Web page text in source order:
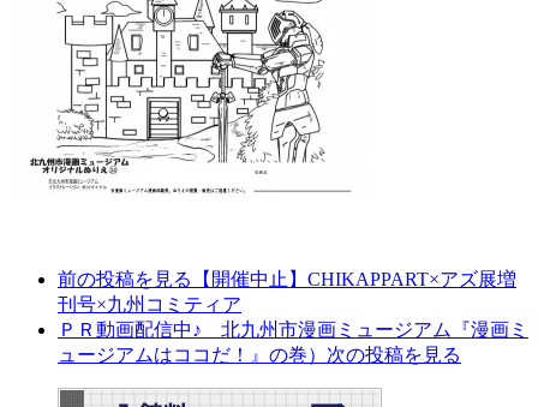
前の投稿を見る
【開催中止】CHIKAPPART×アズ展増
刊号×九州コミティア
ＰＲ動画配信中♪ 北九州市漫画ミュージアム『漫画ミ
ュージアムはココだ！』の巻） 次の投稿を見る